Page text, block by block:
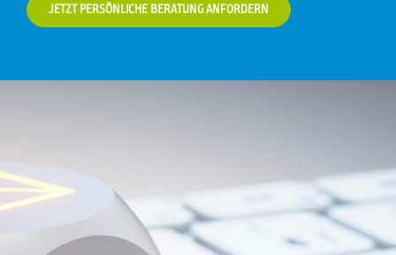
JETZT PERSÖNLICHE BERATUNG ANFORDERN